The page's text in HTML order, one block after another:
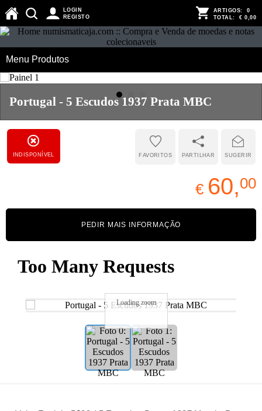
LOGIN
REGISTO
ARTIGOS: 0
TOTAL: € 0,00
Menu Produtos
Portugal - 5 Escudos 1937 Prata MBC
INDISPONÍVEL SUGERIR
PARTILHAR
FAVORITOS
€ 60,00
PEDIR MAIS INFORMAÇÃO
Loading zoom